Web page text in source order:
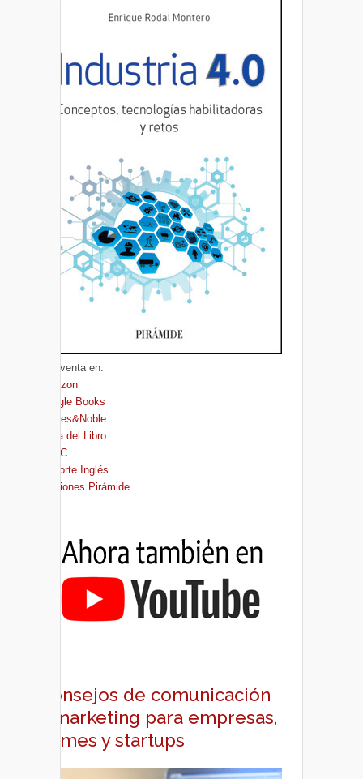
A la venta en:
Amazon
Google Books
Barnes&Noble
Casa del Libro
FNAC
El Corte Inglés
Ediciones Pirámide
Consejos de comunicación
y marketing para empresas,
pymes y startups